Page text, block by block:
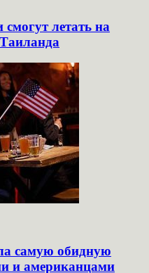
летать на
самую обидную
и американцами